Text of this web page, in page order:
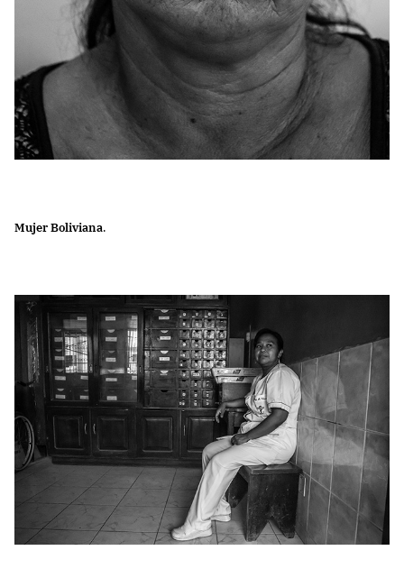
Mujer Boliviana.